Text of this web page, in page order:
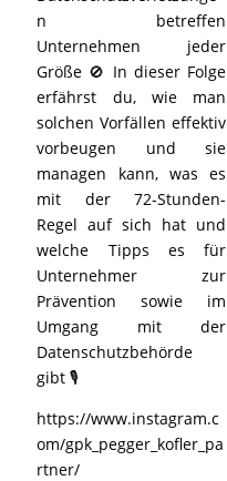
n betreffen
Unternehmen jeder
Größe 🚫 In dieser Folge
erfährst du, wie man
solchen Vorfällen effektiv
vorbeugen und sie
managen kann, was es
mit der 72-Stunden-
Regel auf sich hat und
welche Tipps es für
Unternehmer zur
Prävention sowie im
Umgang mit der
Datenschutzbehörde
gibt 🎙️
https://www.instagram.c
om/gpk_pegger_kofler_pa
rtner/